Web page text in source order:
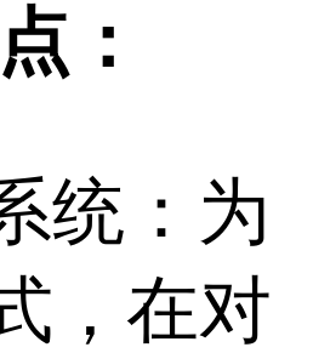
：
统：为
，在对